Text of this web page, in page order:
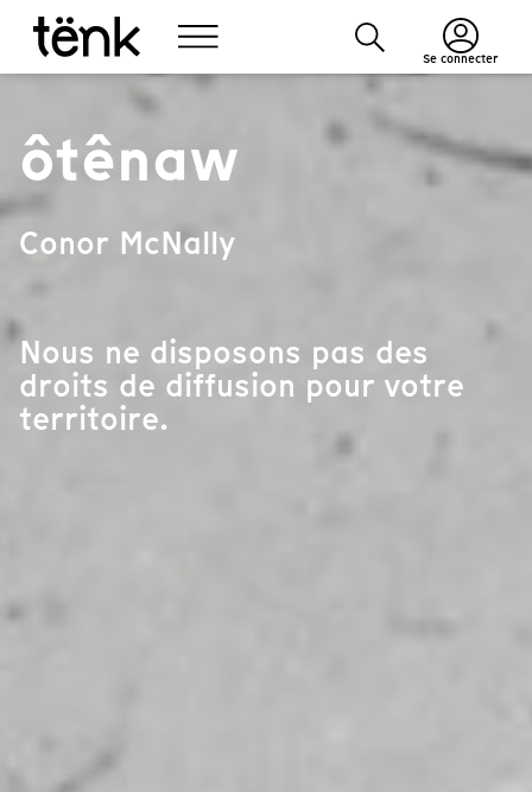
Se connecter
ôtênaw
Conor McNally
Nous ne disposons pas des
droits de diffusion pour votre
territoire.